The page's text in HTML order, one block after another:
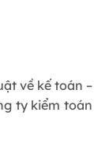
về kế toán –
ty kiểm toán